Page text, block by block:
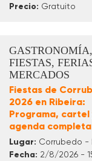
Precio: Gratuito
GASTRONOMÍA,
FIESTAS,
MERCADOS
Fiestas de
2026 en Ribeira:
Programa, cartel
agenda completa
Lugar: Corrubedo -
Fecha: 2/8/2026 -